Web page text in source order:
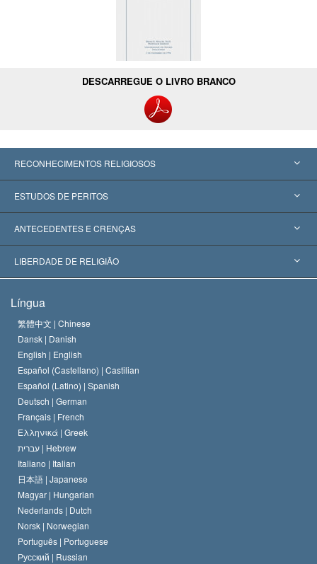
DESCARREGUE O LIVRO BRANCO
RECONHECIMENTOS RELIGIOSOS
Estados Unidos
Reconhecimentos Mundiais
Decisões Históricas
ESTUDOS DE PERITOS
Apreciações por Categoria
Os Peritos Mais Proeminentes do Mundo
ANTECEDENTES E CRENÇAS
L. Ron Hubbard
O Credo da Igreja de Scientology
O Código de Um Scientologist
David Miscavige
LIBERDADE DE RELIGIÃO
Normas Internacionais de Direitos Humanos
Proclamação sobre Religião
Língua
繁體中文 | Chinese
Dansk | Danish
English | English
Español (Castellano) | Castilian
Español (Latino) | Spanish
Deutsch | German
Français | French
Ελληνικά | Greek
עברית | Hebrew
Italiano | Italian
日本語 | Japanese
Magyar | Hungarian
Nederlands | Dutch
Norsk | Norwegian
Português | Portuguese
Русский | Russian